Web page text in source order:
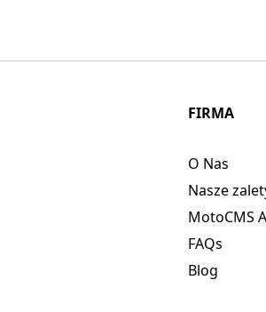
FIRMA
O Nas
Nasze
MotoCMS
FAQs
Blog